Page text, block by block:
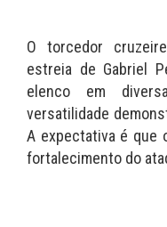
O torcedor
estreia de Gabriel
elenco em
versatilidade
A expectativa é que
fortalecimento do